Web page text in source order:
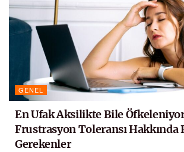
GENEL
En Ufak Aksilikte Bile
Frustrasyon Toleransı
Gerekenler